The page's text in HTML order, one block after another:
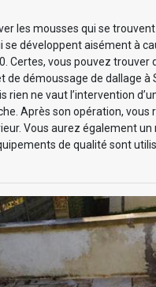
les mousses qui se
se développent aisément à
Certes, vous pouvez trouver
de démoussage de dallage à
rien ne vaut l’intervention
Après son opération, vous
Vous aurez également
de qualité sont